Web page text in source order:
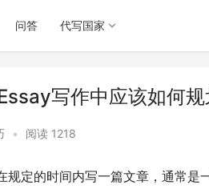
问答 代写国家
写作中应该如何规
• 阅读 1218
定的时间内写一篇文章，通常是